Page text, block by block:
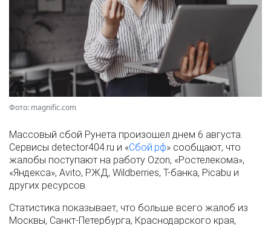
Фото: magnific.com
Массовый сбой Рунета произошел днем 6 августа.
Сервисы detector404.ru и «Сбой.рф» сообщают, что
жалобы поступают на работу Ozon, «Ростелекома»,
«Яндекса», Avito, РЖД, Wildberries, Т-банка, Picabu и
других ресурсов.
Статистика показывает, что больше всего жалоб из
Москвы, Санкт-Петербурга, Краснодарского края,